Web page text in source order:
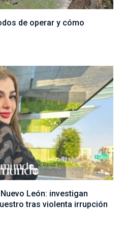
de operar y cómo
León: investigan
tras violenta irrupción